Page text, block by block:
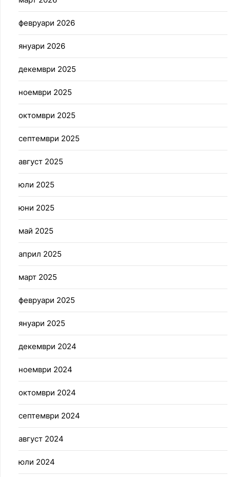
февруари 2026
януари 2026
декември 2025
ноември 2025
октомври 2025
септември 2025
август 2025
юли 2025
юни 2025
май 2025
април 2025
март 2025
февруари 2025
януари 2025
декември 2024
ноември 2024
октомври 2024
септември 2024
август 2024
юли 2024